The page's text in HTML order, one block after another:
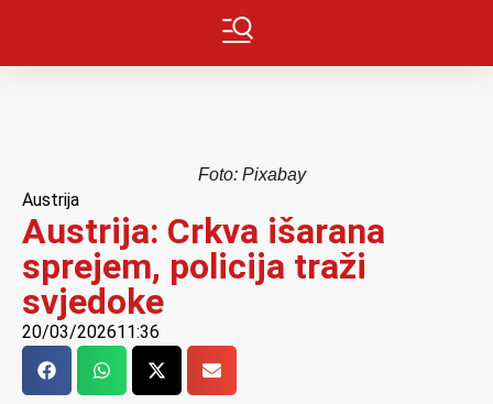
Foto: Pixabay
Austrija
Austrija: Crkva išarana
sprejem, policija traži
svjedoke
20/03/202611:36